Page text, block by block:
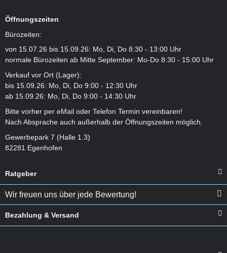
Öffnungszeiten
Bürozeiten:
von 15.07.26 bis 15.09.26: Mo, Di, Do 8:30 - 13:00 Uhr
normale Bürozeiten ab Mitte September: Mo-Do 8:30 - 15:00 Uhr
Verkauf vor Ort (Lager):
bis 15.09.26: Mo, Di, Do 9:00 - 12:30 Uhr
ab 15.09.26: Mo, Di, Do 9:00 - 14:30 Uhr
Bitte vorher per eMail oder Telefon Termin vereinbaren!
Nach Absprache auch außerhalb der Öffnungszeiten möglich.
Gewerbepark 7 (Halle 1.3)
82281 Egenhofen
Ratgeber
Wir freuen uns über jede Bewertung!
Bezahlung & Versand